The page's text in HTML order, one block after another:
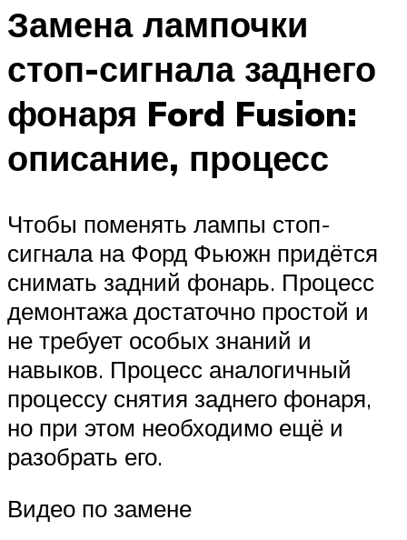
Замена лампочки
стоп-сигнала заднего
фонаря Ford Fusion:
описание, процесс
Чтобы поменять лампы стоп-
сигнала на Форд Фьюжн придётся
снимать задний фонарь. Процесс
демонтажа достаточно простой и
не требует особых знаний и
навыков. Процесс аналогичный
процессу снятия заднего фонаря,
но при этом необходимо ещё и
разобрать его.
Видео по замене